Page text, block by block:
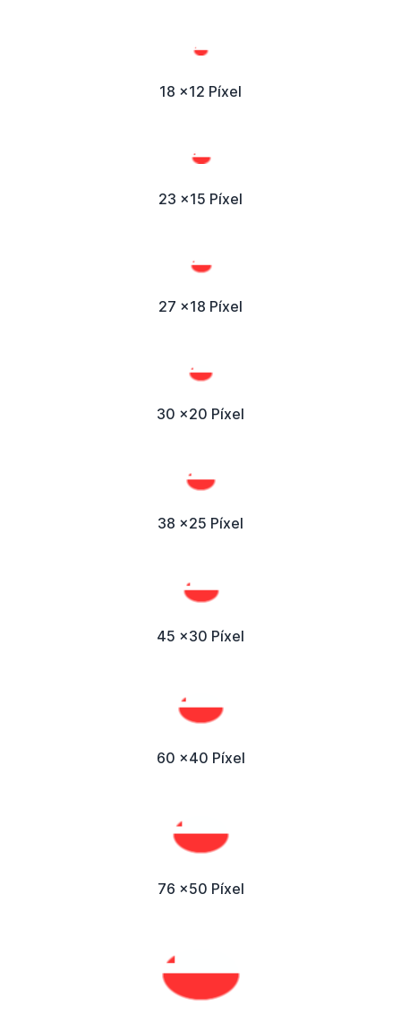
18 x12 Píxel
23 x15 Píxel
27 x18 Píxel
30 x20 Píxel
38 x25 Píxel
45 x30 Píxel
60 x40 Píxel
76 x50 Píxel